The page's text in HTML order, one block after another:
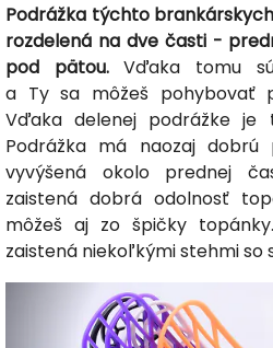
Podrážka týchto
rozdelená na dve časti -
pod pätou.Vďaka tomu sú
a Ty sa môžeš pohybovať
Vďaka delenej podrážke
Podrážka má naozaj
vyvýšená okolo prednej
zaistená dobrá odolnosť
môžeš aj zo špičky
zaistená niekoľkými stehmi so